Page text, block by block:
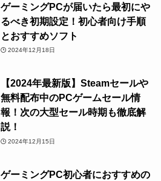
ゲーミングPCが届いたら最初にや
るべき初期設定！初心者向け手順
とおすすめソフト
2024年12月18日
【2024年最新版】Steamセールや
無料配布中のPCゲームセール情
報！次の大型セール時期も徹底解
説！
2024年12月15日
ゲーミングPC初心者におすすめの